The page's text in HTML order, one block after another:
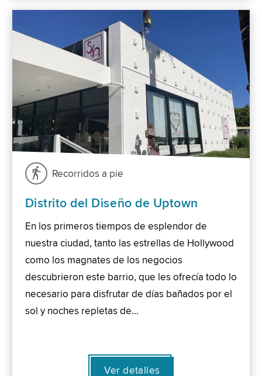
Recorridos a pie
Distrito del Diseño de Uptown
En los primeros tiempos de esplendor de
nuestra ciudad, tanto las estrellas de Hollywood
como los magnates de los negocios
descubrieron este barrio, que les ofrecía todo lo
necesario para disfrutar de días bañados por el
sol y noches repletas de…
Ver detalles